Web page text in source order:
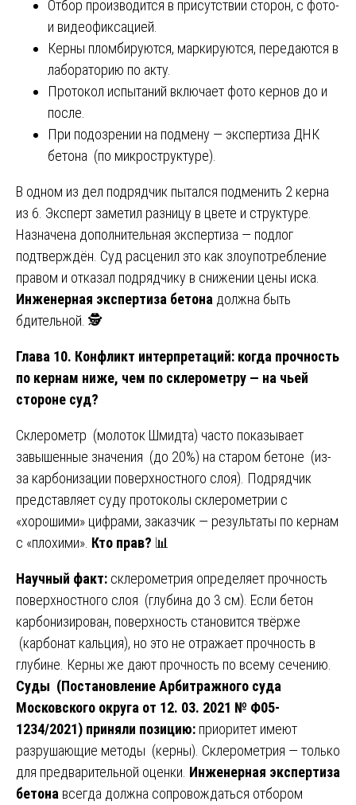
Отбор производится в присутствии сторон, с фото-
и видеофиксацией.
Керны пломбируются, маркируются, передаются в
лабораторию по акту.
Протокол испытаний включает фото кернов до и
после.
При подозрении на подмену — экспертиза ДНК
бетона (по микроструктуре).
В одном из дел подрядчик пытался подменить 2 керна
из 6. Эксперт заметил разницу в цвете и структуре.
Назначена дополнительная экспертиза — подлог
подтверждён. Суд расценил это как злоупотребление
правом и отказал подрядчику в снижении цены иска.
Инженерная экспертиза бетона должна быть
бдительной. 🕵️
Глава 10. Конфликт интерпретаций: когда прочность
по кернам ниже, чем по склерометру — на чьей
стороне суд?
Склерометр (молоток Шмидта) часто показывает
завышенные значения (до 20%) на старом бетоне (из-
за карбонизации поверхностного слоя). Подрядчик
представляет суду протоколы склерометрии с
«хорошими» цифрами, заказчик — результаты по кернам
с «плохими». Кто прав? 📊
Научный факт: склерометрия определяет прочность
поверхностного слоя (глубина до 3 см). Если бетон
карбонизирован, поверхность становится твёрже
(карбонат кальция), но это не отражает прочность в
глубине. Керны же дают прочность по всему сечению.
Суды (Постановление Арбитражного суда
Московского округа от 12. 03. 2021 № Ф05-
1234/2021) приняли позицию: приоритет имеют
разрушающие методы (керны). Склерометрия — только
для предварительной оценки. Инженерная экспертиза
бетона всегда должна сопровождаться отбором